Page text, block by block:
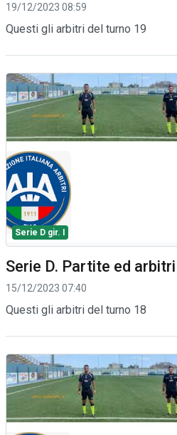
19/12/2023 08:59
Questi gli arbitri del turno 19
Serie D gir. I
Serie D. Partite ed
15/12/2023 07:40
Questi gli arbitri del turno 18